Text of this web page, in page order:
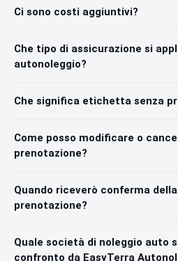
Ci sono costi aggiuntivi?
Che tipo di assicurazione si
autonoleggio?
Che significa etichetta senza
Come posso modificare o
prenotazione?
Quando riceverò conferma
prenotazione?
Quale società di noleggio auto
confronto da EasyTerra